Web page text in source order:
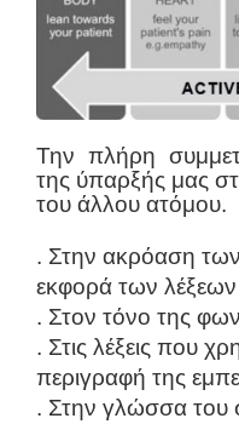
Την πλήρη
της ύπαρξής μας
του άλλου ατόμου.
. Στην ακρόαση
εκφορά των λέξεων
. Στον τόνο της
. Στις λέξεις που
περιγραφή της
. Στην γλώσσα του